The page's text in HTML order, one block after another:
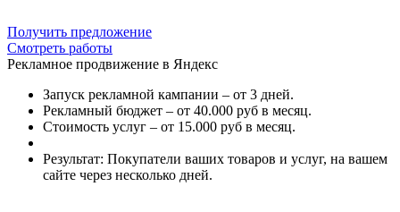
Получить предложение
Смотреть работы
Рекламное продвижение в Яндекс
Запуск рекламной кампании – от 3 дней.
Рекламный бюджет – от 40.000 руб в месяц.
Стоимость услуг – от 15.000 руб в месяц.
Результат: Покупатели ваших товаров и услуг, на вашем
сайте через несколько дней.